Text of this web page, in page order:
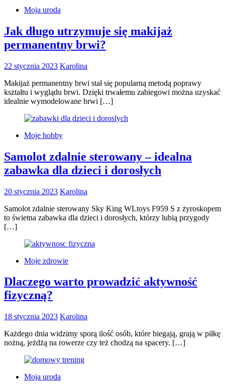
Moja uroda
Jak długo utrzymuje się makijaż
permanentny brwi?
22 stycznia 2023 Karolina
Makijaż permanentny brwi stał się popularną metodą poprawy
kształtu i wyglądu brwi. Dzięki trwałemu zabiegowi można uzyskać
idealnie wymodelowane brwi […]
Moje hobby
Samolot zdalnie sterowany – idealna
zabawka dla dzieci i dorosłych
20 stycznia 2023 Karolina
Samolot zdalnie sterowany Sky King WLtoys F959 S z żyroskopem
to świetna zabawka dla dzieci i dorosłych, którzy lubią przygody
[…]
Moje zdrowie
Dlaczego warto prowadzić aktywność
fizyczną?
18 stycznia 2023 Karolina
Każdego dnia widzimy sporą ilość osób, które biegają, grają w piłkę
nożną, jeżdżą na rowerze czy też chodzą na spacery. […]
Moja uroda